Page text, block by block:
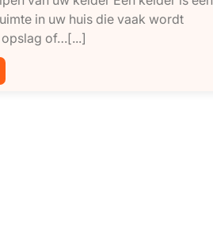
in uw huis die vaak wordt
of…[...]